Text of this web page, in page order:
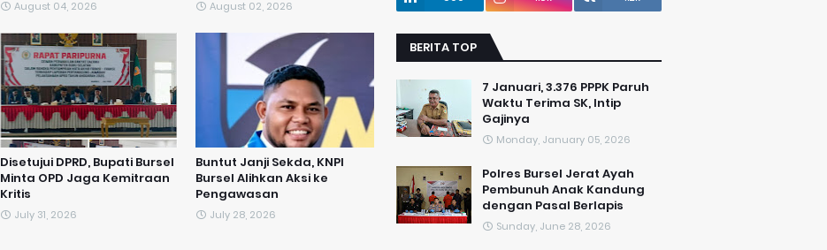
August 04, 2026 August 02, 2026
Disetujui DPRD, Bupati Bursel
Minta OPD Jaga Kemitraan
Kritis
July 31, 2026
​Buntut Janji Sekda, KNPI
Bursel Alihkan Aksi ke
Pengawasan
July 28, 2026
BERITA TOP
7 Januari, 3.376 PPPK Paruh
Waktu Terima SK, Intip
Gajinya
Monday, January 05, 2026
Polres Bursel Jerat Ayah
Pembunuh Anak Kandung
dengan Pasal Berlapis
Sunday, June 28, 2026